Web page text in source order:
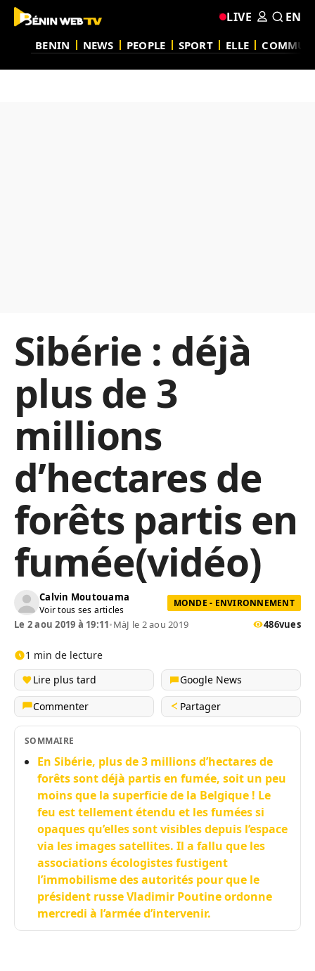
BENIN NEWS PEOPLE SPORT ELLE
LIVE EN
Sibérie : déjà
plus de 3
millions
d’hectares de
forêts partis en
fumée(vidéo)
Calvin Moutouama
Voir tous ses articles
MONDE - ENVIRONNEMENT
Le 2 aou 2019 à 19:11•MàJ le 2 aou 2019 486vues
1 min de lecture
Lire plus tard
Google News
Commenter
Partager
SOMMAIRE
En Sibérie, plus de 3 millions d’hectares de
forêts sont déjà partis en fumée, soit un peu
moins que la superficie de la Belgique ! Le
feu est tellement étendu et les fumées si
opaques qu’elles sont visibles depuis l’espace
via les images satellites. Il a fallu que les
associations écologistes fustigent
l’immobilisme des autorités pour que le
président russe Vladimir Poutine ordonne
mercredi à l’armée d’intervenir.